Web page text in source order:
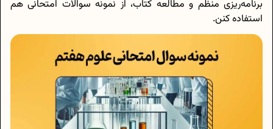
برنامه‌ریزی منظم و مطالعه کتاب، از نمونه سوالات امتحانی هم
استفاده کنن.